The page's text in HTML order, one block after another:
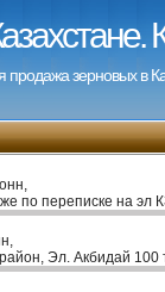
продажа зерновых в
по переписке на эл
Эл. Акбидай 100